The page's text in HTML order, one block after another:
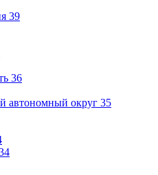
39
36
автономный округ 35